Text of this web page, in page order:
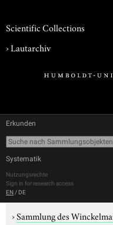
Scientific Collections
›Lautarchiv
Erkunden
Systematik
Nutzungsrechte
Sign in for research access
EN / DE
›Sammlung des